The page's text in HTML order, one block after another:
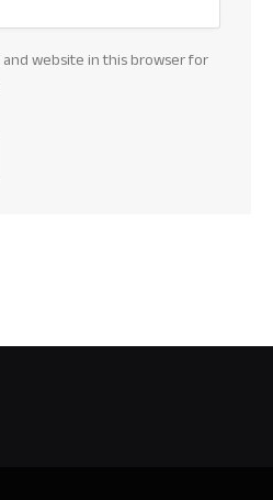
and website in this browser for